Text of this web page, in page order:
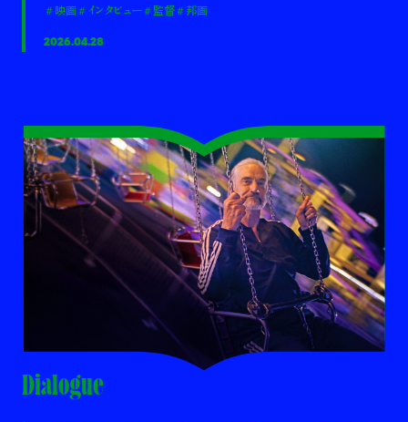
＃映画＃インタビュー＃監督＃邦画
2026.04.28
Dialogue